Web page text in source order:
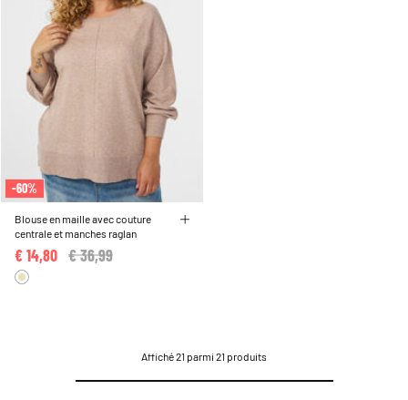
-60%
Blouse en maille avec couture
centrale et manches raglan
Price reduced from
€ 36,99
€ 14,80
Affiché 21 parmi 21 produits